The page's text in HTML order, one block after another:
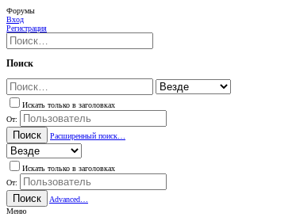
Форумы
Вход
Регистрация
Поиск
Искать только в заголовках
От:
Поиск Расширенный поиск…
Искать только в заголовках
От:
Поиск
Advanced…
Меню